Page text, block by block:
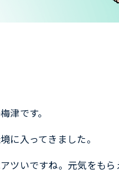
津です。
に入ってきました。
ツいですね。元気をもら